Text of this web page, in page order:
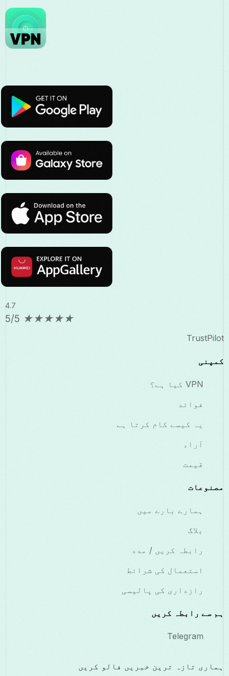
4.7
★
★
★
★
★
5/5
TrustPilot
کمپنی
VPN کیا ہے؟
فوائد
یہ کیسے کام کرتا ہے
آراء
قیمت
مصنوعات
ہمارے بارے میں
بلاگ
رابطہ کریں / مدد
استعمال کی شرائط
رازداری کی پالیسی
ہم سے رابطہ کریں
Telegram
ہماری تازہ ترین خبریں فالو کریں